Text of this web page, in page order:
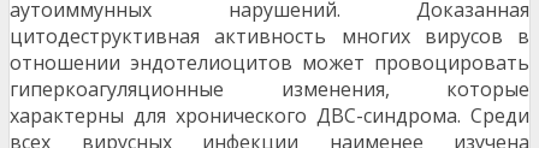
аутоиммунных нарушений. Доказанная
цитодеструктивная активность многих вирусов в
отношении эндотелиоцитов может провоцировать
гиперкоагуляционные изменения, которые
характерны для хрони­ческого ДВС-синдрома. Среди
всех вирусных инфекции наименее изучена